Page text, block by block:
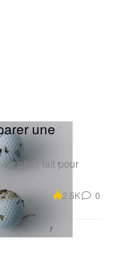
une
de pitch fait pour
2.5K 0